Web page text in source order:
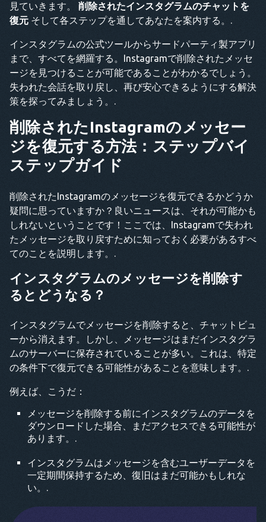
見ていきます。 削除されたインスタグラムのチャットを
復元 そして各ステップを通してあなたを案内する。.
インスタグラムの公式ツールからサードパーティ製アプリ
まで、すべてを網羅する。Instagramで削除されたメッセ
ージを見つけることが可能であることがわかるでしょう。
失われた会話を取り戻し、再び安心できるようにする解決
策を探ってみましょう。.
削除されたInstagramのメッセー
ジを復元する方法：ステップバイ
ステップガイド
削除されたInstagramのメッセージを復元できるかどうか
疑問に思っていますか？良いニュースは、それが可能かも
しれないということです！ここでは、Instagramで失われ
たメッセージを取り戻すために知っておく必要があるすべ
てのことを説明します。.
インスタグラムのメッセージを削除す
るとどうなる？
インスタグラムでメッセージを削除すると、チャットビュ
ーから消えます。しかし、メッセージはまだインスタグラ
ムのサーバーに保存されていることが多い。これは、特定
の条件下で復元できる可能性があることを意味します。.
例えば、こうだ：
メッセージを削除する前にインスタグラムのデータを
ダウンロードした場合、まだアクセスできる可能性が
あります。.
インスタグラムはメッセージを含むユーザーデータを
一定期間保持するため、復旧はまだ可能かもしれな
い。.